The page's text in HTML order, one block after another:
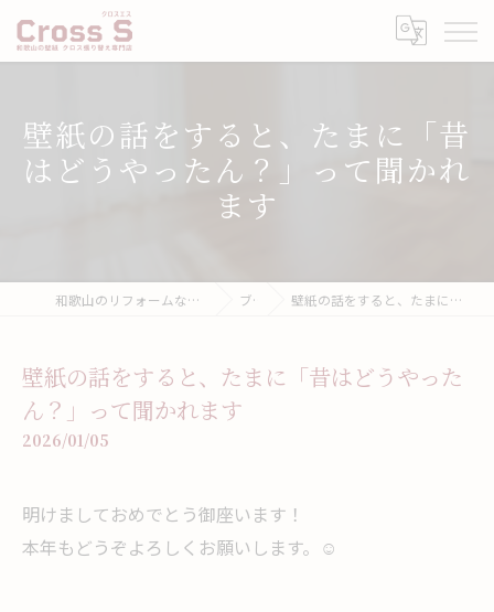
壁紙の話をすると、たまに「昔
はどうやったん？」って聞かれ
ます
和歌山のリフォームなら壁紙張り替え専門店クロスエス ブログ 壁紙の話をすると、たまに「昔はどうやったん？」って聞かれます
壁紙の話をすると、たまに「昔はどうやった
ん？」って聞かれます
2026/01/05
明けましておめでとう御座います！
本年もどうぞよろしくお願いします。☺️